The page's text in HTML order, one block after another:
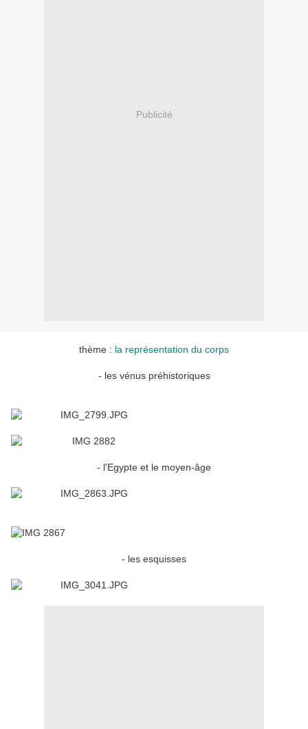
Publicité
thème : la représentation du corps
- les vénus préhistoriques
- l'Egypte et le moyen-âge
- les esquisses